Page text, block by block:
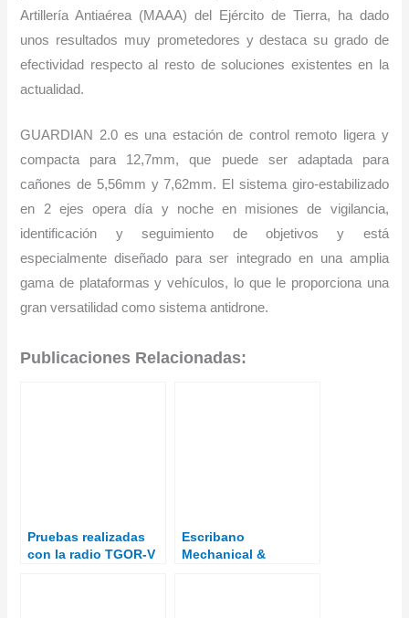
Artillería Antiaérea (MAAA) del Ejército de Tierra, ha dado
unos resultados muy prometedores y destaca su grado de
efectividad respecto al resto de soluciones existentes en la
actualidad.
GUARDIAN 2.0 es una estación de control remoto ligera y
compacta para 12,7mm, que puede ser adaptada para
cañones de 5,56mm y 7,62mm. El sistema giro-estabilizado
en 2 ejes opera día y noche en misiones de vigilancia,
identificación y seguimiento de objetivos y está
especialmente diseñado para ser integrado en una amplia
gama de plataformas y vehículos, lo que le proporciona una
gran versatilidad como sistema antidrone.
Publicaciones Relacionadas:
Pruebas realizadas
con la radio TGOR-V
Escribano
Mechanical &